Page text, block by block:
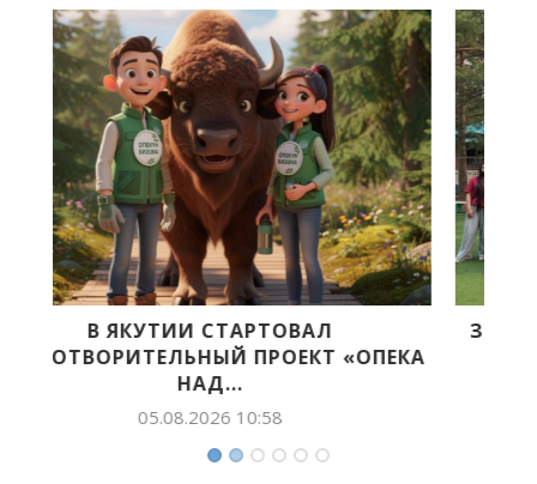
ЗЕЛЕНЫЕ ПИОНЕРЫ ЯКУТИИ ПОДВЕЛИ
ИТОГИ ПРОФИЛЬНОЙ СМЕНЫ...
31.07.2026 12:00